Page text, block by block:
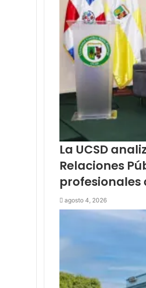
La UCSD
Relaciones
profesionales
agosto 4, 2026